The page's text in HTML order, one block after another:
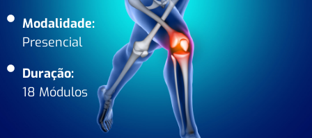
Modalidade:
Presencial
Duração:
18 Módulos